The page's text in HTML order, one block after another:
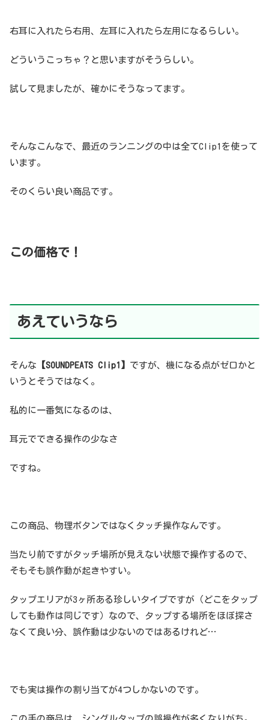
右耳に入れたら右用、左耳に入れたら左用になるらしい。
どういうこっちゃ？と思いますがそうらしい。
試して見ましたが、確かにそうなってます。
そんなこんなで、最近のランニングの中は全てClip1を使って
います。
そのくらい良い商品です。
この価格で！
あえていうなら
そんな 【SOUNDPEATS Clip1】 ですが、機になる点がゼロかと
いうとそうではなく。
私的に一番気になるのは、
耳元でできる操作の少なさ
ですね。
この商品、物理ボタンではなくタッチ操作なんです。
当たり前ですがタッチ場所が見えない状態で操作するので、
そもそも誤作動が起きやすい。
タップエリアが3ヶ所ある珍しいタイプですが（どこをタップ
しても動作は同じです）なので、タップする場所をほぼ探さ
なくて良い分、誤作動は少ないのではあるけれど…
でも実は操作の割り当てが4つしかないのです。